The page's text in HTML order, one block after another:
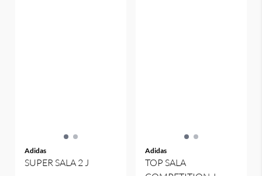
Adidas
SUPER SALA 2 J
Adidas
TOP SALA